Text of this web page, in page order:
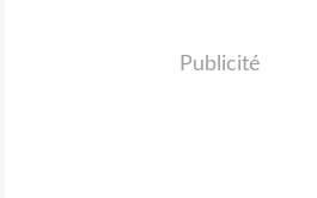
Publicité